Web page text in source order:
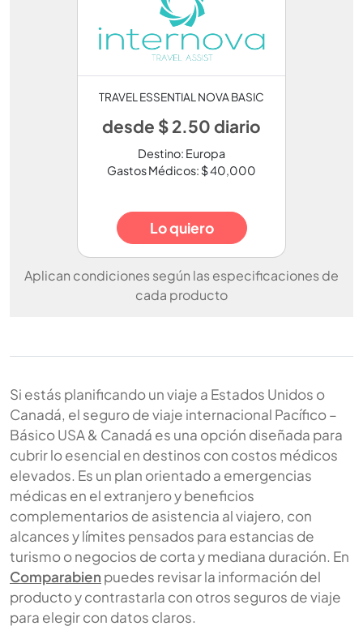
TRAVEL ESSENTIAL NOVA BASIC
desde $ 2.50 diario
Destino: Europa
Gastos Médicos: $ 40,000
Lo quiero
Aplican condiciones según las especificaciones de
cada producto
Si estás planificando un viaje a Estados Unidos o
Canadá, el seguro de viaje internacional Pacífico –
Básico USA & Canadá es una opción diseñada para
cubrir lo esencial en destinos con costos médicos
elevados. Es un plan orientado a emergencias
médicas en el extranjero y beneficios
complementarios de asistencia al viajero, con
alcances y límites pensados para estancias de
turismo o negocios de corta y mediana duración. En
Comparabien puedes revisar la información del
producto y contrastarla con otros seguros de viaje
para elegir con datos claros.